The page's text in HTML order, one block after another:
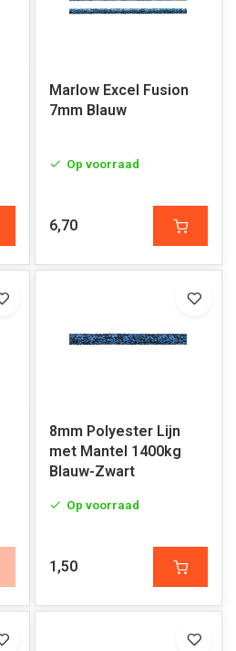
Marlow Excel Fusion
7mm Blauw
Op voorraad
6,70
8mm Polyester Lijn
met Mantel 1400kg
Blauw-Zwart
Op voorraad
1,50